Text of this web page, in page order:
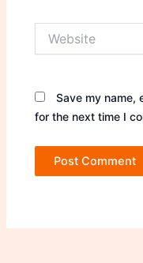
Save my name,
for the next time I